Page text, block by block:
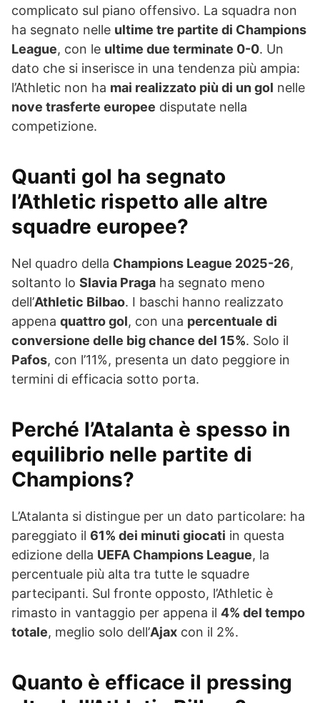
complicato sul piano offensivo. La squadra non
ha segnato nelle ultime tre partite di Champions
League, con le ultime due terminate 0-0. Un
dato che si inserisce in una tendenza più ampia:
l’Athletic non ha mai realizzato più di un gol nelle
nove trasferte europee disputate nella
competizione.
Quanti gol ha segnato
l’Athletic rispetto alle altre
squadre europee?
Nel quadro della Champions League 2025-26,
soltanto lo Slavia Praga ha segnato meno
dell’Athletic Bilbao. I baschi hanno realizzato
appena quattro gol, con una percentuale di
conversione delle big chance del 15%. Solo il
Pafos, con l’11%, presenta un dato peggiore in
termini di efficacia sotto porta.
Perché l’Atalanta è spesso in
equilibrio nelle partite di
Champions?
L’Atalanta si distingue per un dato particolare: ha
pareggiato il 61% dei minuti giocati in questa
edizione della UEFA Champions League, la
percentuale più alta tra tutte le squadre
partecipanti. Sul fronte opposto, l’Athletic è
rimasto in vantaggio per appena il 4% del tempo
totale, meglio solo dell’Ajax con il 2%.
Quanto è efficace il pressing